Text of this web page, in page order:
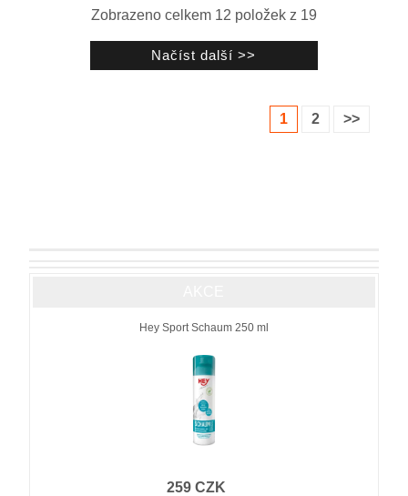
Zobrazeno celkem 12 položek z 19
1 2 >>
Hey Sport Schaum 250 ml
259 CZK